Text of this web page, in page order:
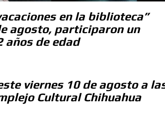
en la biblioteca”
agosto, participaron un
años de edad
viernes 10 de agosto a
Cultural Chihuahua